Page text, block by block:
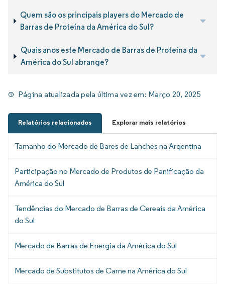
Quem são os principais players do Mercado de
Barras de Proteína da América do Sul?
Quais anos este Mercado de Barras de Proteína da
América do Sul abrange?
Página atualizada pela última vez em: Março 20, 2025
Relatórios relacionados Explorar mais relatórios
Tamanho do Mercado de Bares de Lanches na Argentina
Participação no Mercado de Produtos de Panificação da
América do Sul
Tendências do Mercado de Barras de Cereais da América
do Sul
Mercado de Barras de Energia da América do Sul
Mercado de Substitutos de Carne na América do Sul